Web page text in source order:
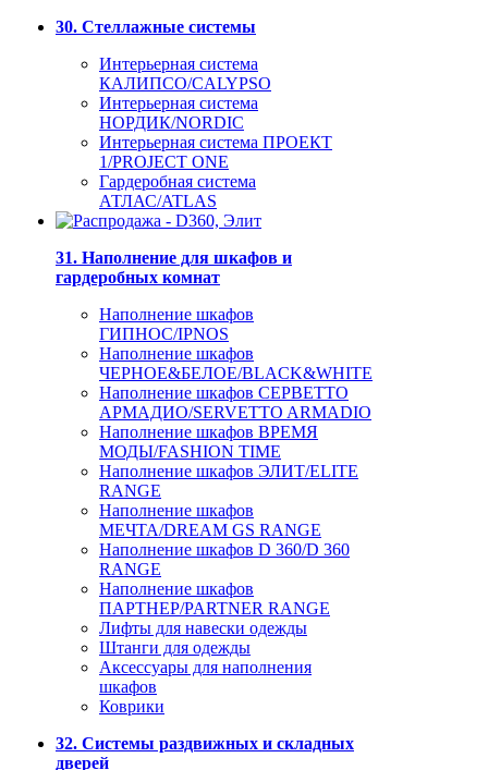
30. Стеллажные системы
Интерьерная система
КАЛИПСО/CALYPSO
Интерьерная система
НОРДИК/NORDIC
Интерьерная система ПРОЕКТ
1/PROJECT ONE
Гардеробная система
АТЛАС/ATLAS
31. Наполнение для шкафов и
гардеробных комнат
Наполнение шкафов
ГИПНОС/IPNOS
Наполнение шкафов
ЧЕРНОЕ&БЕЛОЕ/BLACK&WHITE
Наполнение шкафов СЕРВЕТТО
АРМАДИО/SERVETTO ARMADIO
Наполнение шкафов ВРЕМЯ
МОДЫ/FASHION TIME
Наполнение шкафов ЭЛИТ/ELITE
RANGE
Наполнение шкафов
МЕЧТА/DREAM GS RANGE
Наполнение шкафов D 360/D 360
RANGE
Наполнение шкафов
ПАРТНЕР/PARTNER RANGE
Лифты для навески одежды
Штанги для одежды
Аксессуары для наполнения
шкафов
Коврики
32. Системы раздвижных и складных
дверей